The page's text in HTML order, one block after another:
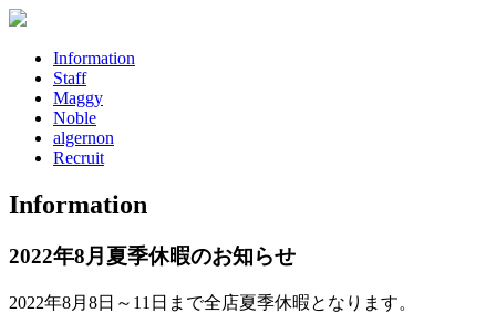
Information
Staff
Maggy
Noble
algernon
Recruit
Information
2022年8月夏季休暇のお知らせ
2022年8月8日～11日まで全店夏季休暇となります。